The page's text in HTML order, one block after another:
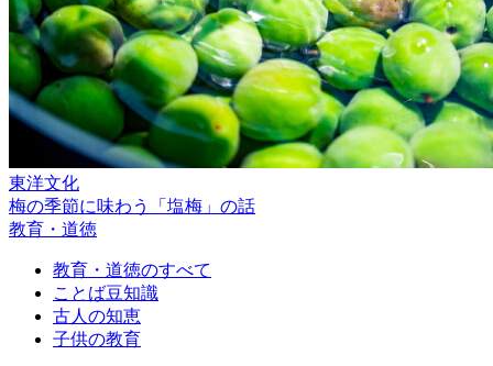
東洋文化
梅の季節に味わう「塩梅」の話
教育・道徳
教育・道徳のすべて
ことば豆知識
古人の知恵
子供の教育